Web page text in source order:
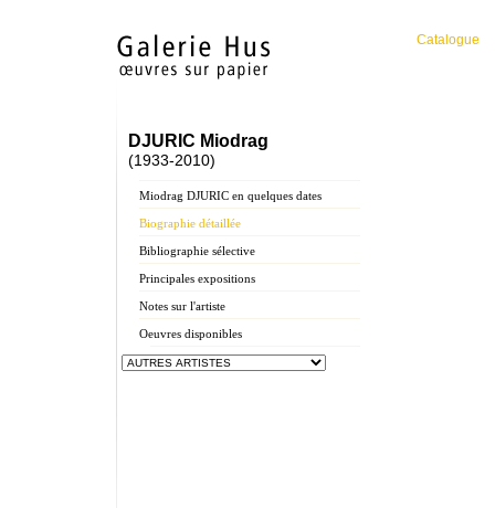
Catalogue
DJURIC Miodrag
(1933-2010)
Miodrag DJURIC en quelques dates
Biographie détaillée
Bibliographie sélective
Principales expositions
Notes sur l'artiste
Oeuvres disponibles